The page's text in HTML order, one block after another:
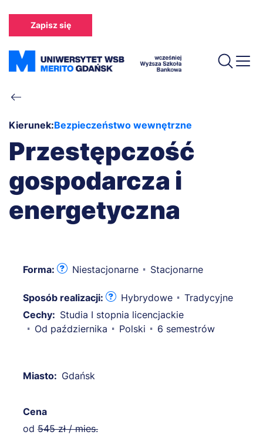
treści
Zapisz się
Ścieżka
nawigacyjna
Kierunek:Bezpieczeństwo wewnętrzne
Przestępczość
gospodarcza i
energetyczna
Forma: Niestacjonarne Stacjonarne
Sposób realizacji: Hybrydowe
Tradycyjne
Cechy: Studia I stopnia licencjackie
Od października
Polski 6 semestrów
Miasto: Gdańsk
Cena
od 545 zł / mies.